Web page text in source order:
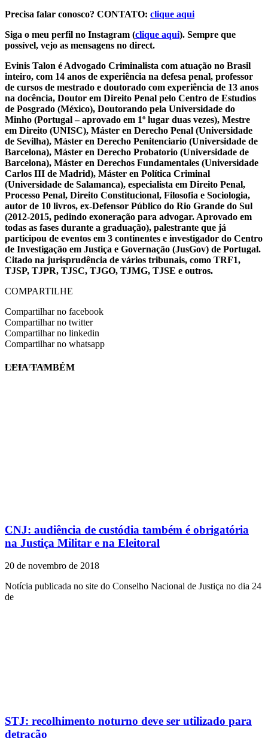
Precisa falar conosco? CONTATO: clique aqui
Siga o meu perfil no Instagram (clique aqui). Sempre que
possível, vejo as mensagens no direct.
Evinis Talon é Advogado Criminalista com atuação no Brasil
inteiro, com 14 anos de experiência na defesa penal, professor
de cursos de mestrado e doutorado com experiência de 13 anos
na docência, Doutor em Direito Penal pelo Centro de Estudios
de Posgrado (México), Doutorando pela Universidade do
Minho (Portugal – aprovado em 1º lugar duas vezes), Mestre
em Direito (UNISC), Máster en Derecho Penal (Universidade
de Sevilha), Máster en Derecho Penitenciario (Universidade de
Barcelona), Máster en Derecho Probatorio (Universidade de
Barcelona), Máster en Derechos Fundamentales (Universidade
Carlos III de Madrid), Máster en Política Criminal
(Universidade de Salamanca), especialista em Direito Penal,
Processo Penal, Direito Constitucional, Filosofia e Sociologia,
autor de 10 livros, ex-Defensor Público do Rio Grande do Sul
(2012-2015, pedindo exoneração para advogar. Aprovado em
todas as fases durante a graduação), palestrante que já
participou de eventos em 3 continentes e investigador do Centro
de Investigação em Justiça e Governação (JusGov) de Portugal.
Citado na jurisprudência de vários tribunais, como TRF1,
TJSP, TJPR, TJSC, TJGO, TJMG, TJSE e outros.
COMPARTILHE
Compartilhar no facebook
Compartilhar no twitter
Compartilhar no linkedin
Compartilhar no whatsapp
EVINIS TALON
LEIA TAMBÉM
CNJ: audiência de custódia também é obrigatória
na Justiça Militar e na Eleitoral
20 de novembro de 2018
Notícia publicada no site do Conselho Nacional de Justiça no dia 24
de
STJ: recolhimento noturno deve ser utilizado para
detração